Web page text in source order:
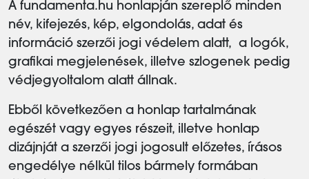
A fundamenta.hu honlapján szereplő minden
név, kifejezés, kép, elgondolás, adat és
információ szerzői jogi védelem alatt, a logók,
grafikai megjelenések, illetve szlogenek pedig
védjegyoltalom alatt állnak.
Ebből következően a honlap tartalmának
egészét vagy egyes részeit, illetve honlap
dizájnját a szerzői jogi jogosult előzetes, írásos
engedélye nélkül tilos bármely formában